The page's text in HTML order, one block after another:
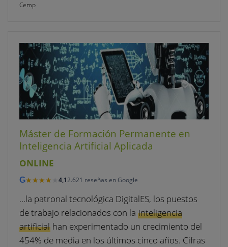
Cemp
Máster de Formación Permanente en
Inteligencia Artificial Aplicada
ONLINE
G★★★★★
★★★★★ 4,12.621 reseñas en Google
…la patronal tecnológica DigitalES, los puestos
de trabajo relacionados con la inteligencia
artificialhan experimentado un crecimiento del
454% de media en los últimos cinco años. Cifras